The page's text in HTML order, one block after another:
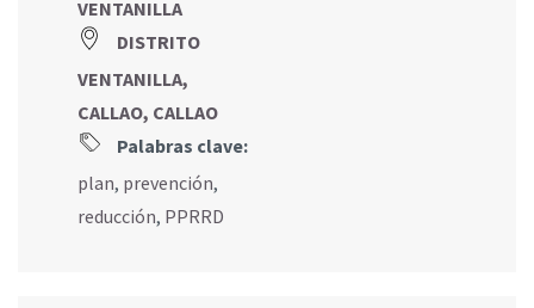
VENTANILLA
DISTRITO
VENTANILLA,
CALLAO, CALLAO
Palabras clave:
plan, prevención,
reducción, PPRRD